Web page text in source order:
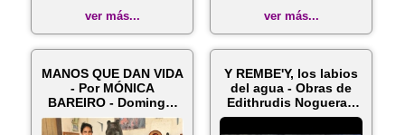
ver más... ver más...
MANOS QUE DAN VIDA
- Por MÓNICA
BAREIRO - Domingo,
07 de Agosto d...
Y REMBE'Y, los labios
del agua - Obras de
Edithrudis Noguera -
Cu...